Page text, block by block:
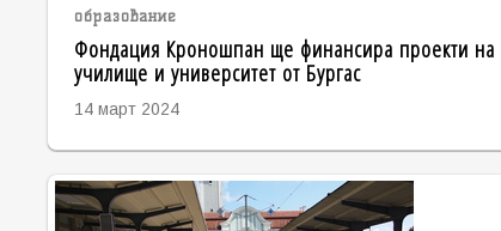
образование
Фондация Кроношпан ще финансира проекти на
училище и университет от Бургас
14 март 2024